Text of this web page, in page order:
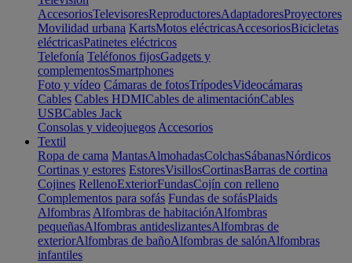
AccesoriosTelevisoresReproductoresAdaptadoresProyectores
Movilidad urbana KartsMotos eléctricasAccesoriosBicicletas
eléctricasPatinetes eléctricos
Telefonía Teléfonos fijosGadgets y
complementosSmartphones
Foto y vídeo Cámaras de fotosTrípodesVideocámaras
Cables Cables HDMICables de alimentaciónCables
USBCables Jack
Consolas y videojuegos Accesorios
Textil
Ropa de cama MantasAlmohadasColchasSábanasNórdicos
Cortinas y estores EstoresVisillosCortinasBarras de cortina
Cojines RellenoExteriorFundasCojín con relleno
Complementos para sofás Fundas de sofásPlaids
Alfombras Alfombras de habitaciónAlfombras
pequeñasAlfombras antideslizantesAlfombras de
exteriorAlfombras de bañoAlfombras de salónAlfombras
infantiles